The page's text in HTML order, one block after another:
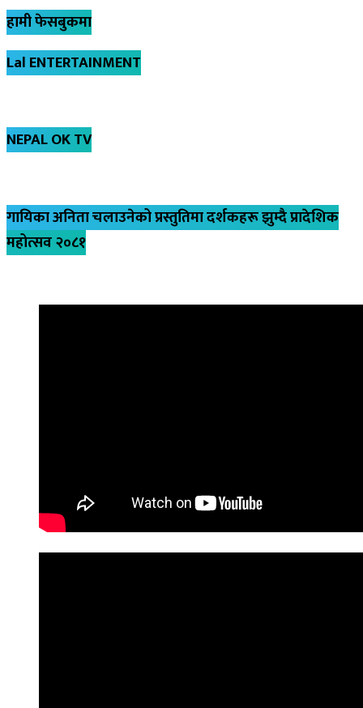
हामी फेसबुकमा
Lal ENTERTAINMENT
NEPAL OK TV
गायिका अनिता चलाउनेको प्रस्तुतिमा दर्शकहरू झुम्दै प्रादेशिक
महोत्सव २०८१